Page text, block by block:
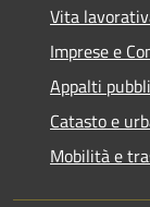
Vita
Imprese e
Appalti
Catasto e
Mobilità e